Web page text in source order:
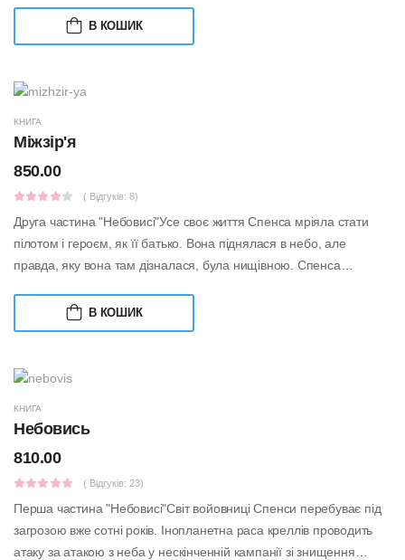
В КОШИК
КНИГА
Міжзір'я
850.00
( Відгуків: 8)
Друга частина "Небовисі"Усе своє життя Спенса мріяла стати
пілотом і героєм, як її батько. Вона піднялася в небо, але
правда, яку вона там дізналася, була нищівною. Спенса
В КОШИК
КНИГА
Небовись
810.00
( Відгуків: 23)
Перша частина "Небовисі"Світ войовниці Спенси перебуває під
загрозою вже сотні років. Інопланетна раса креллів проводить
атаку за атакою з неба у нескінченній кампанії зі знищення